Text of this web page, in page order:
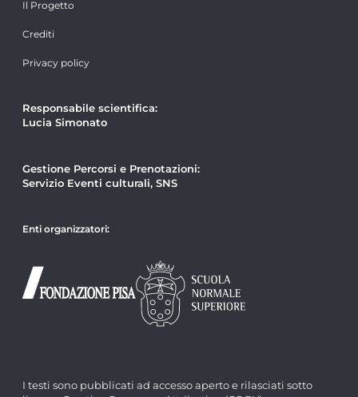
Il Progetto
Crediti
Privacy policy
Responsabile scientifica:
Lucia Simonato
Gestione Percorsi e Prenotazioni:
Servizio Eventi culturali, SNS
Enti organizzatori:
I testi sono pubblicati ad accesso aperto e rilasciati sotto